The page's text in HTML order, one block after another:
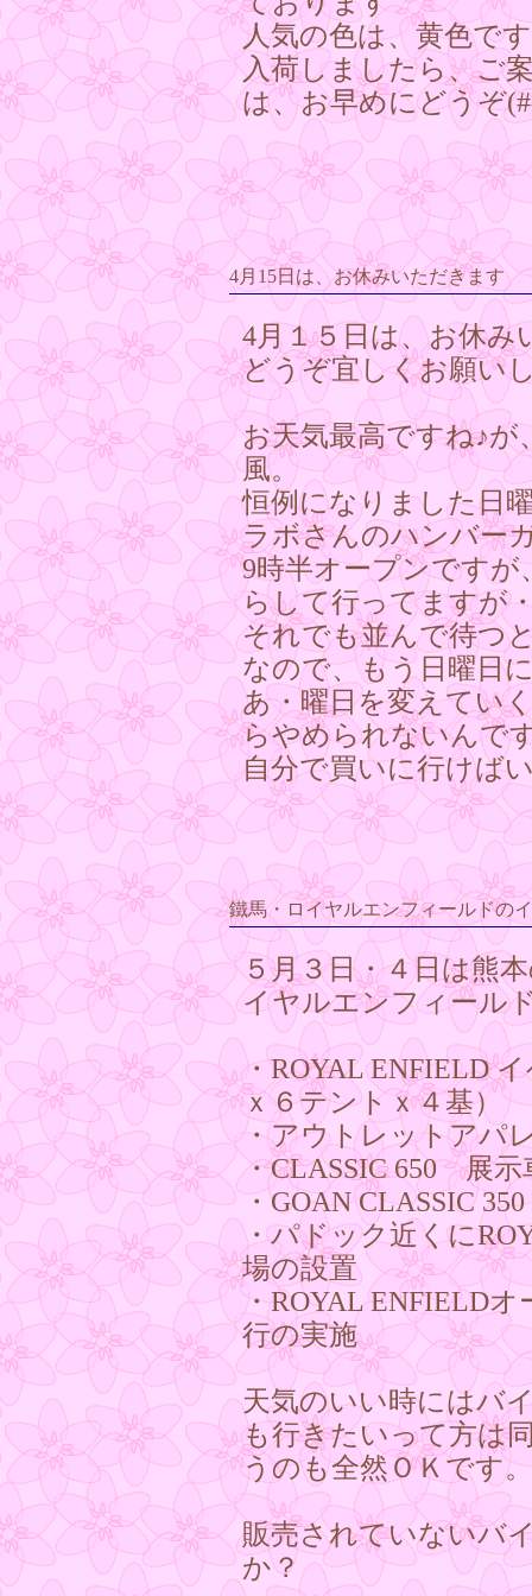
人気の色は、黄色で
入荷しましたら、ご
は、お早めにどうぞ
4月15日は、お休みいただきます
4月１５日は、お休
どうぞ宜しくお願い
お天気最高ですね♪
風。
恒例になりました日
ラボさんのハンバー
9時半オープンです
らして行ってますが
それでも並んで待つ
なので、もう日曜日
あ・曜日を変えてい
らやめられないんで
自分で買いに行けば
鐵馬・ロイヤルエンフィールドの
５月３日・４日は熊
イヤルエンフィール
・ROYAL ENFIELD
ｘ６テントｘ４基）
・アウトレットアパ
・CLASSIC 650 展
・GOAN CLASSIC
・パドック近くに
場の設置
・ROYAL ENFIELD
行の実施
天気のいい時にはバ
も行きたいって方は
うのも全然ＯＫです
販売されていないバ
か？